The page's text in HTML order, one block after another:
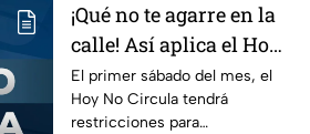
¡Qué no te agarre en la
calle! Así aplica el Hoy
No Circula el primer
sábado del mes
El primer sábado del mes, el
Hoy No Circula tendrá
restricciones para